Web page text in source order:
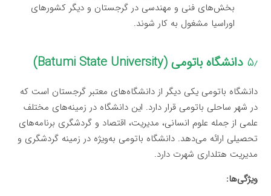
بخش‌های فنی و مهندسی در گرجستان و دیگر کشورهای
اوراسیا مشغول به کار شوند.
۵٫ دانشگاه باتومی (Batumi State University)
دانشگاه باتومی یکی دیگر از دانشگاه‌های معتبر گرجستان است که
در شهر ساحلی باتومی قرار دارد. این دانشگاه در زمینه‌های مختلف
علمی از جمله علوم انسانی، مدیریت، اقتصاد و گردشگری برنامه‌های
تحصیلی ارائه می‌دهد. دانشگاه باتومی به‌ویژه در زمینه گردشگری و
مدیریت هتلداری شهرت دارد.
ویژگی‌ها: